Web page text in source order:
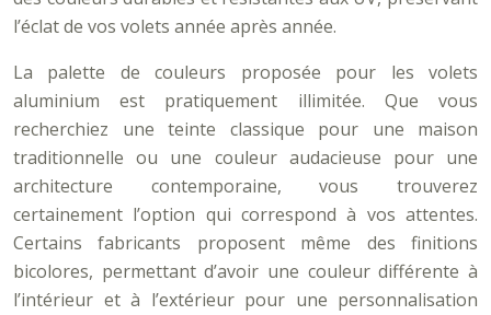
l’éclat de vos volets année après année.
La palette de couleurs proposée pour les volets
aluminium est pratiquement illimitée. Que vous
recherchiez une teinte classique pour une maison
traditionnelle ou une couleur audacieuse pour une
architecture contemporaine, vous trouverez
certainement l’option qui correspond à vos attentes.
Certains fabricants proposent même des finitions
bicolores, permettant d’avoir une couleur différente à
l’intérieur et à l’extérieur pour une personnalisation